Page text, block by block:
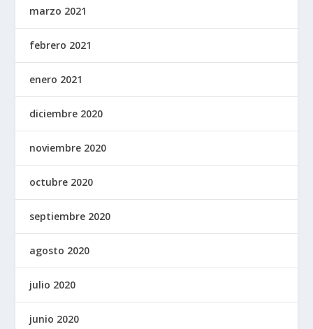
marzo 2021
febrero 2021
enero 2021
diciembre 2020
noviembre 2020
octubre 2020
septiembre 2020
agosto 2020
julio 2020
junio 2020